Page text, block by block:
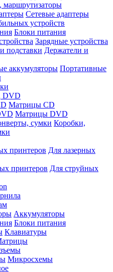
маршрутизаторы
Сетевые адаптеры
устройств
Блоки питания
Зарядные устройства
Держатели и
Портативные
DVD
Матрицы CD
Матрицы DVD
Коробки,
Для лазерных
Для струйных
Аккумуляторы
Блоки питания
Клавиатуры
Микросхемы